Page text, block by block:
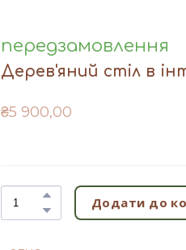
передзамовлення
Дерев'яний стіл в
₴5 900,00
Додати до